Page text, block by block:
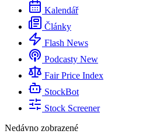
Kalendář
Články
Flash News
Podcasty New
Fair Price Index
StockBot
Stock Screener
Nedávno zobrazené